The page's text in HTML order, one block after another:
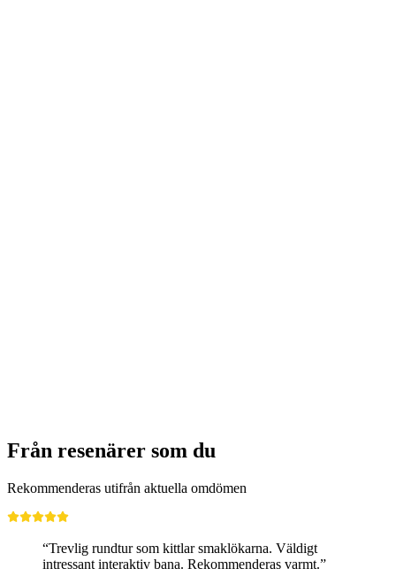
Från resenärer som du
Rekommenderas utifrån aktuella omdömen
“Trevlig rundtur som kittlar smaklökarna. Väldigt
intressant interaktiv bana. Rekommenderas varmt.”